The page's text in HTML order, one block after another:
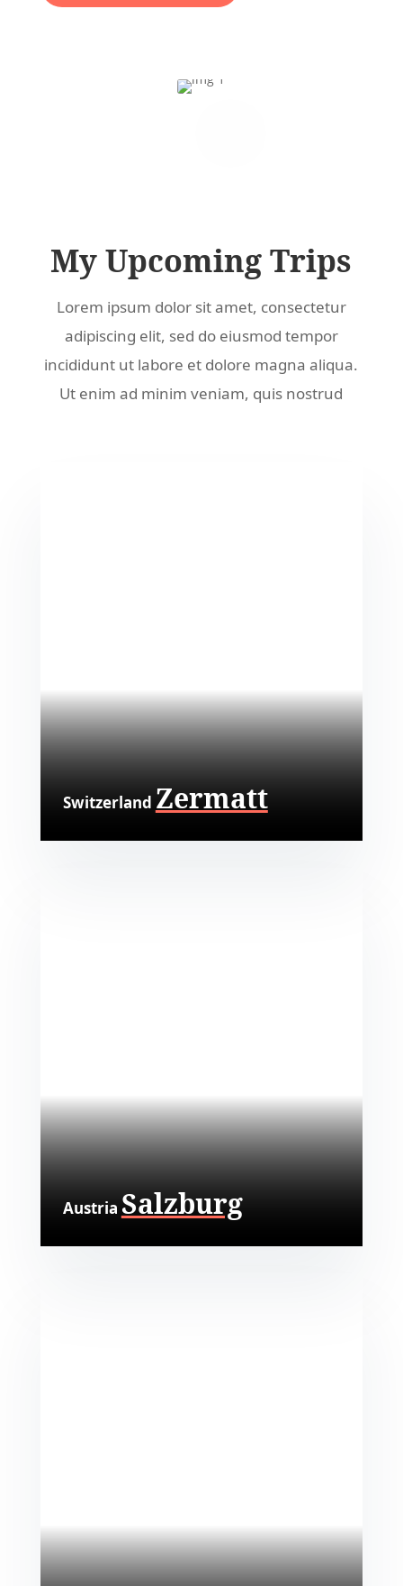
My Upcoming Trips
Lorem ipsum dolor sit amet, consectetur
adipiscing elit, sed do eiusmod tempor
incididunt ut labore et dolore magna aliqua.
Ut enim ad minim veniam, quis nostrud
Switzerland Zermatt
Austria Salzburg